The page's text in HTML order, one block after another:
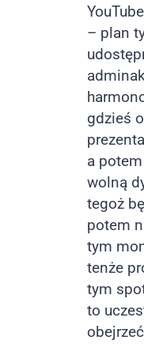
– plan
gdzieś
a
wolną
tegoż
potem
tym
tenże
tym
to